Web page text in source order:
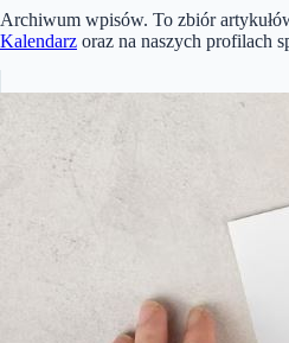
Archiwum wpisów. To zbiór
Kalendarz oraz na naszych profilach